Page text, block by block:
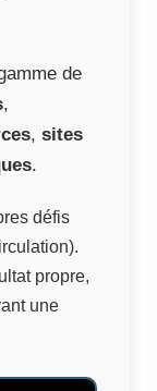
de
,
, sites
.
défis
propre,
une